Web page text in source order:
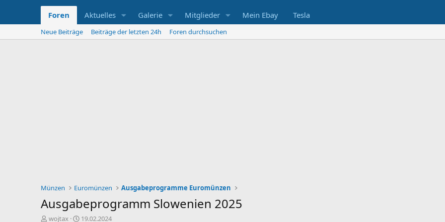
Foren Aktuelles Galerie Mitglieder Mein Ebay Tesla
Neue Beiträge Beiträge der letzten 24h Foren durchsuchen
Münzen Euromünzen Ausgabeprogramme Euromünzen
Ausgabeprogramm Slowenien 2025
E
wojtax
E19.02.2024